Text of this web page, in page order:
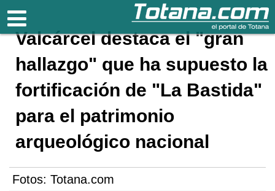
Totana.com
Valcárcel destaca el "gran
hallazgo" que ha supuesto la
fortificación de "La Bastida"
para el patrimonio
arqueológico nacional
Fotos: Totana.com